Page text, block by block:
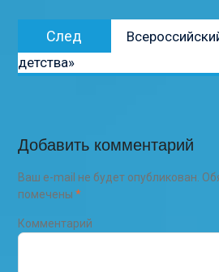
След
Следующая
запись:
детства»
Добавить комментарий
Ваш e-mail не будет опубликован.
помечены *
Комментарий